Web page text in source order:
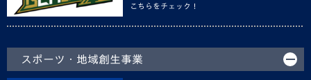
こちらをチェック！
スポーツ・地域創生事業